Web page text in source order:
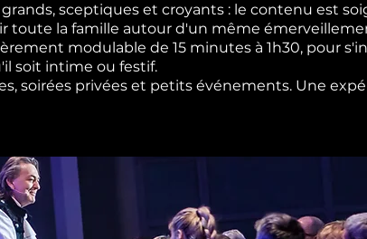
sceptiques et croyants : le contenu est
toute la famille autour d'un même
modulable de 15 minutes à 1h30, pour
soit intime ou festif.
soirées privées et petits événements. Une